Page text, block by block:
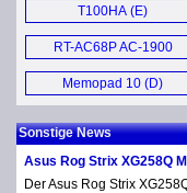
T100HA (E)
RT-AC68P AC-1900
Router (E)
Memopad 10 (D)
Sonstige News
Asus Rog Strix XG258Q
Der Asus Rog Strix